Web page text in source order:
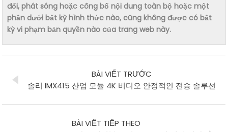
đổi, phát sóng hoặc công bố nội dung toàn bộ hoặc một
phần dưới bất kỳ hình thức nào, cũng không được có bất
kỳ vi phạm bản quyền nào của trang web này.
BÀI VIẾT TRƯỚC
솔리 IMX415 산업 모듈 4K 비디오 안정적인 전송 솔루션
BÀI VIẾT TIẾP THEO